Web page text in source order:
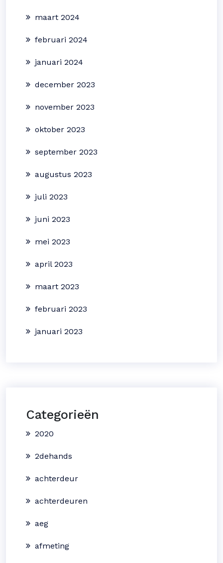
maart 2024
februari 2024
januari 2024
december 2023
november 2023
oktober 2023
september 2023
augustus 2023
juli 2023
juni 2023
mei 2023
april 2023
maart 2023
februari 2023
januari 2023
Categorieën
2020
2dehands
achterdeur
achterdeuren
aeg
afmeting